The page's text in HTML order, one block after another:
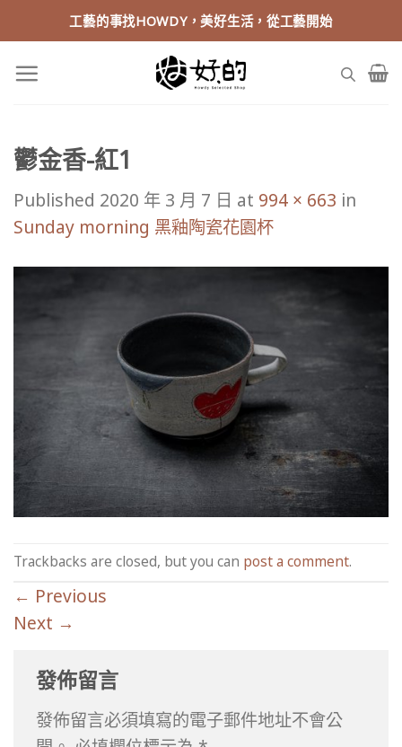
to
content
工藝的事找HOWDY，美好生活，從工藝開始
鬱金香-紅1
Published 2020 年 3 月 7 日 at 994 × 663 in
Sunday morning 黑釉陶瓷花園杯
Trackbacks are closed, but you can post a comment.
← Previous
Next →
發佈留言
發佈留言必須填寫的電子郵件地址不會公